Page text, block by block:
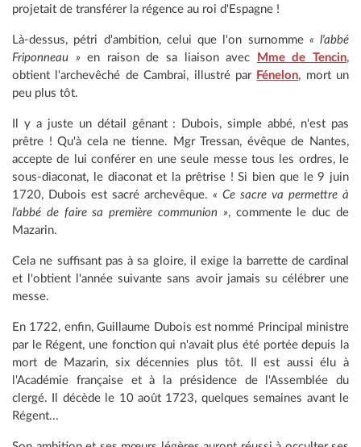
projetait de transférer la régence au roi d'Espagne !
Là-dessus, pétri d'ambition, celui que l'on surnomme « l'abbé
Friponneau » en raison de sa liaison avec Mme de Tencin,
obtient l'archevêché de Cambrai, illustré par Fénelon, mort un
peu plus tôt.
Il y a juste un détail gênant : Dubois, simple abbé, n'est pas
prêtre ! Qu'à cela ne tienne. Mgr Tressan, évêque de Nantes,
accepte de lui conférer en une seule messe tous les ordres, le
sous-diaconat, le diaconat et la prêtrise ! Si bien que le 9 juin
1720, Dubois est sacré archevêque. « Ce sacre va permettre à
l'abbé de faire sa première communion », commente le duc de
Mazarin.
Cela ne suffisant pas à sa gloire, il exige la barrette de cardinal
et l'obtient l'année suivante sans avoir jamais su célébrer une
messe.
En 1722, enfin, Guillaume Dubois est nommé Principal ministre
par le Régent, une fonction qui n'avait plus été portée depuis la
mort de Mazarin, six décennies plus tôt. Il est aussi élu à
l'Académie française et à la présidence de l'Assemblée du
clergé. Il décède le 10 août 1723, quelques semaines avant le
Régent...